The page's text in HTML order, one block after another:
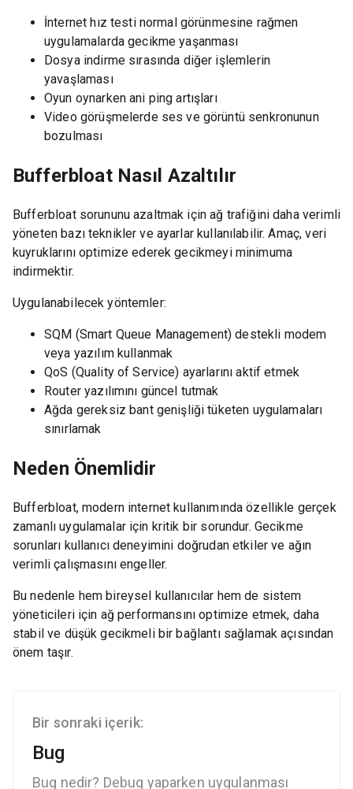
İnternet hız testi normal görünmesine rağmen
uygulamalarda gecikme yaşanması
Dosya indirme sırasında diğer işlemlerin
yavaşlaması
Oyun oynarken ani ping artışları
Video görüşmelerde ses ve görüntü senkronunun
bozulması
Bufferbloat Nasıl Azaltılır
Bufferbloat sorununu azaltmak için ağ trafiğini daha verimli
yöneten bazı teknikler ve ayarlar kullanılabilir. Amaç, veri
kuyruklarını optimize ederek gecikmeyi minimuma
indirmektir.
Uygulanabilecek yöntemler:
SQM (Smart Queue Management) destekli modem
veya yazılım kullanmak
QoS (Quality of Service) ayarlarını aktif etmek
Router yazılımını güncel tutmak
Ağda gereksiz bant genişliği tüketen uygulamaları
sınırlamak
Neden Önemlidir
Bufferbloat, modern internet kullanımında özellikle gerçek
zamanlı uygulamalar için kritik bir sorundur. Gecikme
sorunları kullanıcı deneyimini doğrudan etkiler ve ağın
verimli çalışmasını engeller.
Bu nedenle hem bireysel kullanıcılar hem de sistem
yöneticileri için ağ performansını optimize etmek, daha
stabil ve düşük gecikmeli bir bağlantı sağlamak açısından
önem taşır.
Bir sonraki içerik:
Bug
Bug nedir? Debug yaparken uygulanması